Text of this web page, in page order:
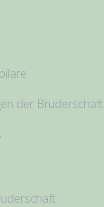
der Bruderschaft